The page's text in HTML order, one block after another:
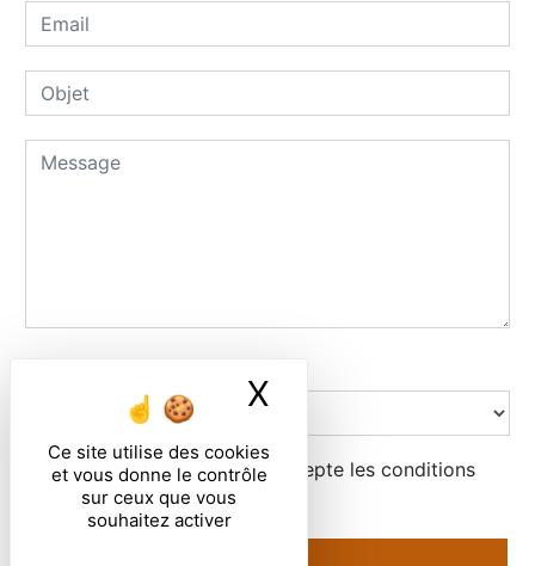
Ce site utilise des cookies
et vous donne le contrôle
sur ceux que vous
souhaitez activer
X Masquer le
En cochant cette case, j'accepte les conditions
particulières ci-dessous **